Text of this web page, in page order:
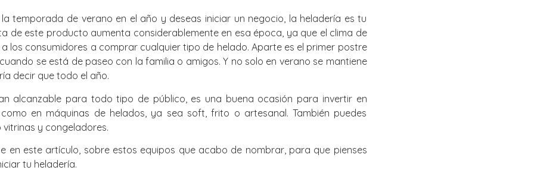
temporada de verano en el año y deseas iniciar un negocio, la heladería es tu
de este producto aumenta considerablemente en esa época, ya que el clima de
los consumidores a comprar cualquier tipo de helado. Aparte es el primer postre
se está de paseo con la familia o amigos. Y no solo en verano se mantiene
decir que todo el año.
alcanzable para todo tipo de público, es una buena ocasión para invertir en
en máquinas de helados, ya sea soft, frito o artesanal. También puedes
y congeladores.
en este artículo, sobre estos equipos que acabo de nombrar, para que pienses
tu heladería.